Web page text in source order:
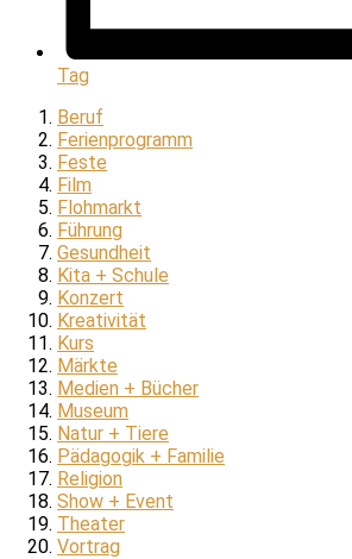
Tag
Beruf
Ferienprogramm
Feste
Film
Flohmarkt
Führung
Gesundheit
Kita + Schule
Konzert
Kreativität
Kurs
Märkte
Medien + Bücher
Museum
Natur + Tiere
Pädagogik + Familie
Religion
Show + Event
Theater
Vortrag